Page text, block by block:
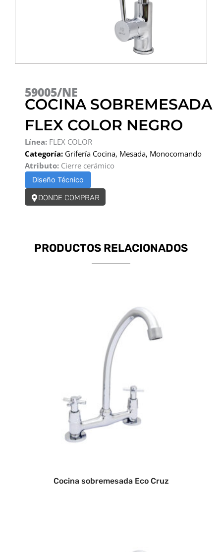
59005/NE
COCINA SOBREMESADA
FLEX COLOR NEGRO
Línea: FLEX COLOR
Categoría: Grifería Cocina, Mesada, Monocomando
Atributo: Cierre cerámico
Diseño Técnico
DONDE COMPRAR
PRODUCTOS RELACIONADOS
Cocina sobremesada Eco Cruz